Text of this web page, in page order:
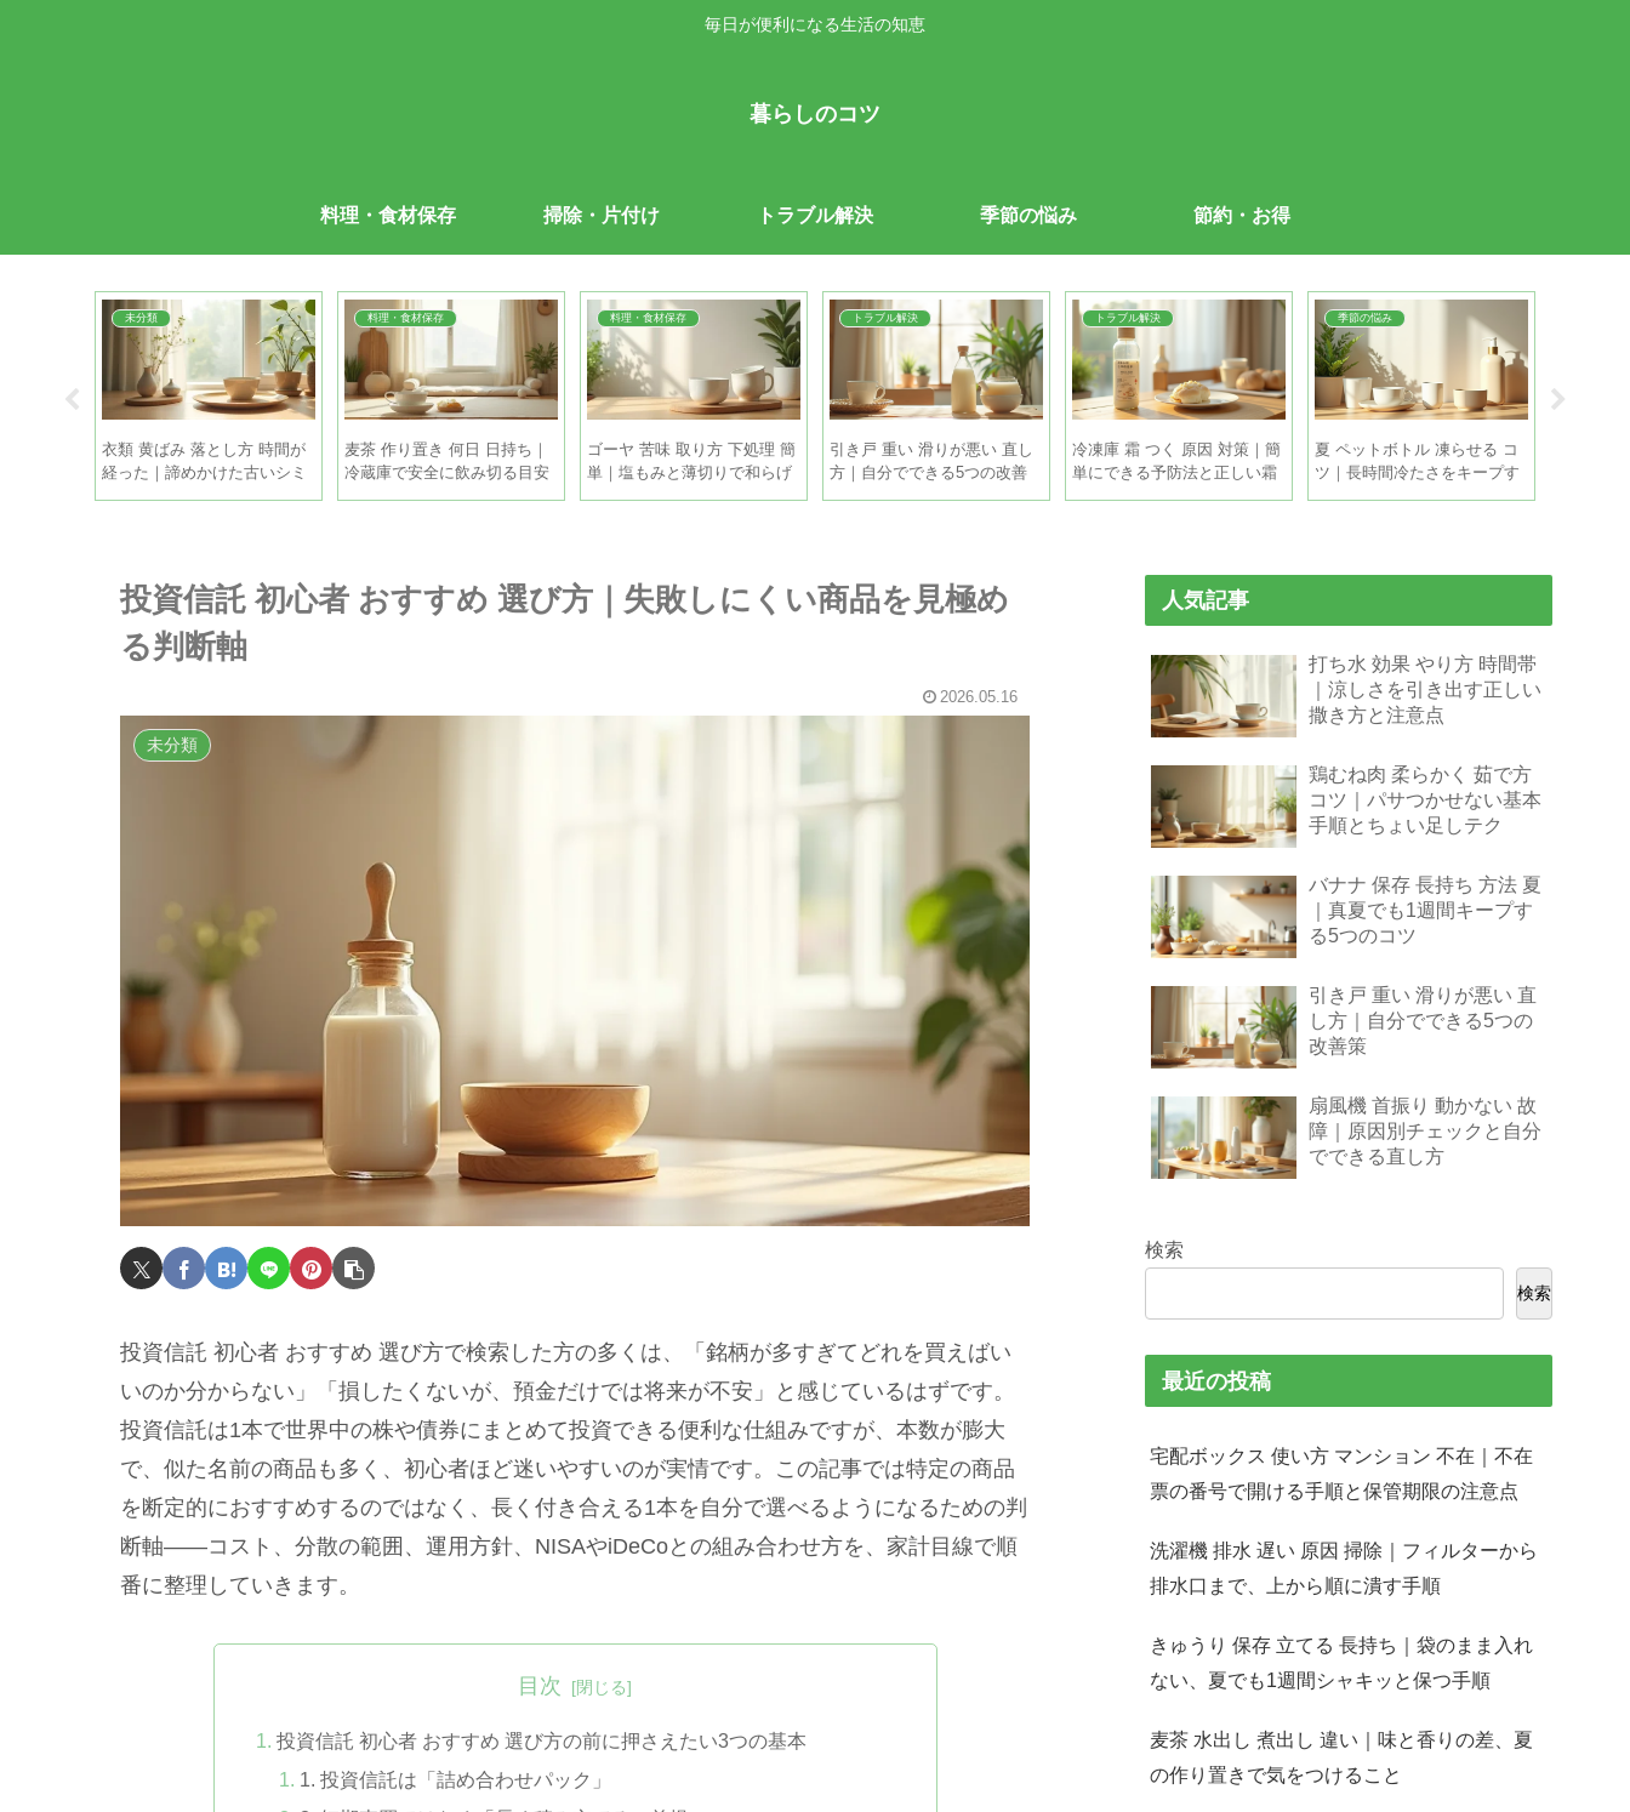
毎日が便利になる生活の知恵
暮らしのコツ
料理・食材保存 掃除・片付け トラブル解決 季節の悩み 節約・お得
未分類
衣類 黄ばみ 落とし方 時間が
経った｜諦めかけた古いシミ
も家庭で復活させる方法
料理・食材保存
麦茶 作り置き 何日 日持ち｜
冷蔵庫で安全に飲み切る目安
と保存のコツ
料理・食材保存
ゴーヤ 苦味 取り方 下処理 簡
単｜塩もみと薄切りで和らげ
る手順
トラブル解決
引き戸 重い 滑りが悪い 直し
方｜自分でできる5つの改善
策
トラブル解決
冷凍庫 霜 つく 原因 対策｜簡
単にできる予防法と正しい霜
取りの手順
季節の悩み
夏 ペットボトル 凍らせる コ
ツ｜長時間冷たさをキープす
る5つの方法
投資信託 初心者 おすすめ 選び方｜失敗しにくい商品を見極め
る判断軸
2026.05.16
未分類
投資信託 初心者 おすすめ 選び方で検索した方の多くは、「銘柄が多すぎてどれを買えばい
いのか分からない」「損したくないが、預金だけでは将来が不安」と感じているはずです。
投資信託は1本で世界中の株や債券にまとめて投資できる便利な仕組みですが、本数が膨大
で、似た名前の商品も多く、初心者ほど迷いやすいのが実情です。この記事では特定の商品
を断定的におすすめするのではなく、長く付き合える1本を自分で選べるようになるための判
断軸——コスト、分散の範囲、運用方針、NISAやiDeCoとの組み合わせ方を、家計目線で順
番に整理していきます。
目次
投資信託 初心者 おすすめ 選び方の前に押さえたい3つの基本
1. 投資信託は「詰め合わせパック」
人気記事
打ち水 効果 やり方 時間帯
｜涼しさを引き出す正しい
撒き方と注意点
鶏むね肉 柔らかく 茹で方
コツ｜パサつかせない基本
手順とちょい足しテク
バナナ 保存 長持ち 方法 夏
｜真夏でも1週間キープす
る5つのコツ
引き戸 重い 滑りが悪い 直
し方｜自分でできる5つの
改善策
扇風機 首振り 動かない 故
障｜原因別チェックと自分
でできる直し方
検索
検索
最近の投稿
宅配ボックス 使い方 マンション 不在｜不在
票の番号で開ける手順と保管期限の注意点
洗濯機 排水 遅い 原因 掃除｜フィルターから
排水口まで、上から順に潰す手順
きゅうり 保存 立てる 長持ち｜袋のまま入れ
ない、夏でも1週間シャキッと保つ手順
麦茶 水出し 煮出し 違い｜味と香りの差、夏
の作り置きで気をつけること